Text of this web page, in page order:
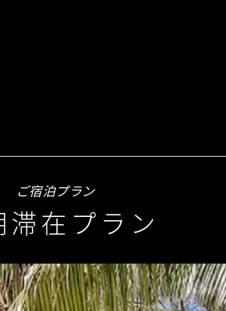
ご宿泊プラン
滞在プラン